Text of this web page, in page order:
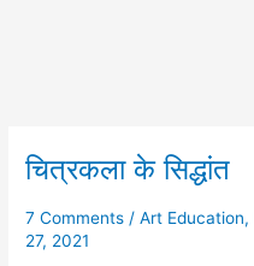
चित्रकला के सिद्धांत
7 Comments /Art Education,
27, 2021
चित्रकला
सिद्धांत